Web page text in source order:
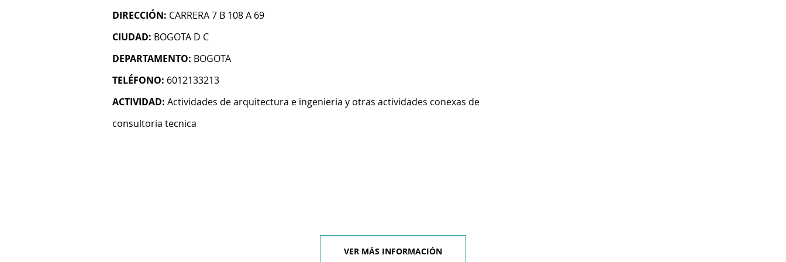
DIRECCIÓN: CARRERA 7 B 108 A 69
CIUDAD: BOGOTA D C
DEPARTAMENTO: BOGOTA
TELÉFONO: 6012133213
ACTIVIDAD: Actividades de arquitectura e ingenieria y otras actividades conexas de
consultoria tecnica
VER MÁS INFORMACIÓN